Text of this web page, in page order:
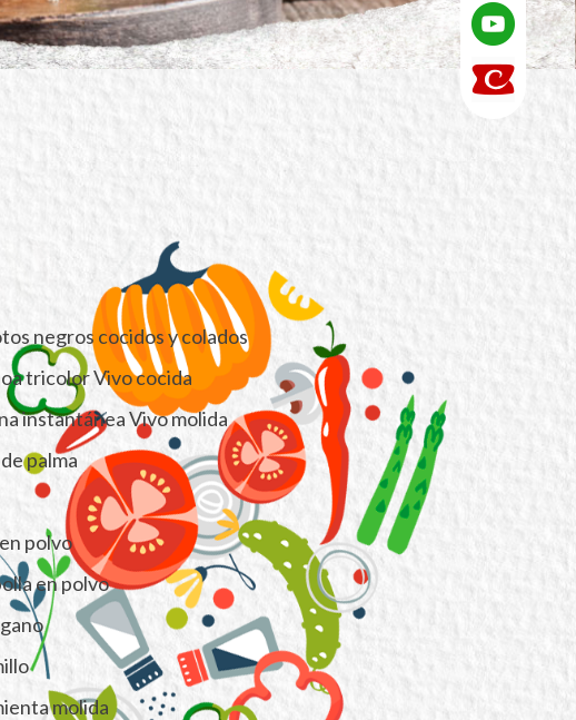
negros cocidos y colados
tricolor Vivo cocida
instantánea Vivo molida
palma
polvo
en polvo
molida